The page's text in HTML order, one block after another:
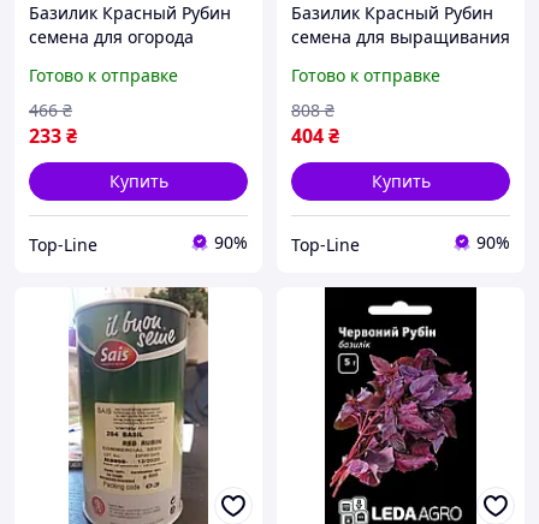
Базилик Красный Рубин
семена для огорода
высоким урожаем 200-
300г с куста
Готово к отправке
233₴
466 ₴
Купить
Top-Line 90%
Базилик Красный Рубин
семена для выращивания
ароматное растение 0,3г
25 пачек
Готово к отправке
404₴
808 ₴
Купить
Top-Line 90%